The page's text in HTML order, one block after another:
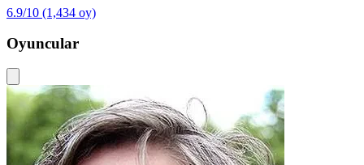
6.9/10 (1,434 oy)
Oyuncular